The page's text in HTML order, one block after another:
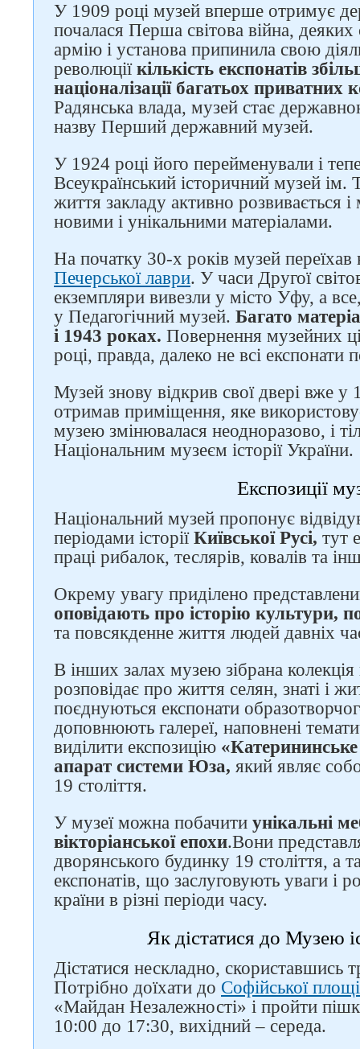
У 1909 році музей вперше отримує
почалася Перша світова війна, деяких
армію і установа припинила свою
революції кількість експонатів
націоналізації багатьох приватних
Радянська влада, музей стає
назву Перший державний музей.
У 1924 році його перейменували і
Всеукраїнський історичний музей
життя закладу активно розвивається
новими і унікальними матеріалами.
На початку 30-х років музей переїхав
Печерської лаври. У часи Другої
екземпляри вивезли у місто Уфу, а
у Педагогічний музей. Багато
і 1943 роках. Повернення музейних
році, правда, далеко не всі експонати
Музей знову відкрив свої двері вже у
отримав приміщення, яке
музею змінювалася неодноразово, і
Національним музеєм історії України.
Експозиції
Національний музей пропонує
періодами історії Київської Русі, тут
праці рибалок, теслярів, ковалів та
Окрему увагу приділено
оповідають про історію культури,
та повсякденне життя людей давніх
В інших залах музею зібрана
розповідає про життя селян, знаті і
поєднуються експонати
доповнюють галереї, наповнені
виділити експозицію «Катерининське
апарат системи Юза, який являє
19 століття.
У музеї можна побачити унікальні
вікторіанської епохи.Вони
дворянського будинку 19 століття, а
експонатів, що заслуговують уваги і
країни в різні періоди часу.
Як дістатися до Музею
Дістатися нескладно,
Потрібно доїхати до Софійської площі
«Майдан Незалежності» і пройти
10:00 до 17:30, вихідний – середа.
Слідкуйте за нами в
соцмережах